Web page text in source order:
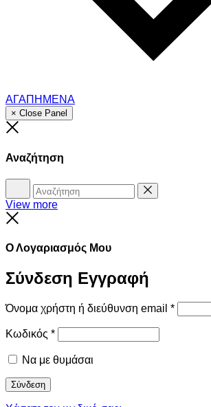
ΑΓΑΠΗΜΕΝΑ
× Close Panel
Αναζήτηση
Αναζήτηση Reset
View more
Ο Λογαριασμός Μου
Σύνδεση Εγγραφή
Όνομα χρήστη ή διεύθυνση email *
Κωδικός *
Να με θυμάσαι
Σύνδεση